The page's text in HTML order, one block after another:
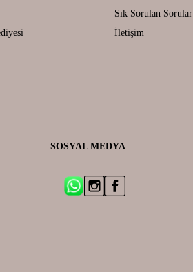
Sık Sorulan Sorular
İletişim
SOSYAL MEDYA